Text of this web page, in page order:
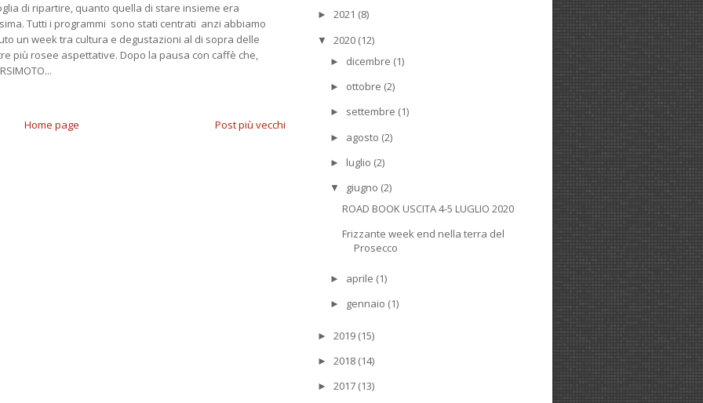
di ripartire, quanto quella di stare insieme era
Tutti i programmi sono stati centrati anzi abbiamo
un week tra cultura e degustazioni al di sopra delle
più rosee aspettative. Dopo la pausa con caffè che,
Post più vecchi
Home page
► 2021 (8)
▼ 2020 (12)
► dicembre (1)
► ottobre (2)
► settembre (1)
► agosto (2)
► luglio (2)
▼ giugno (2)
ROAD BOOK USCITA 4-5 LUGLIO 2020
Frizzante week end nella terra del
Prosecco
► aprile (1)
► gennaio (1)
► 2019 (15)
► 2018 (14)
► 2017 (13)